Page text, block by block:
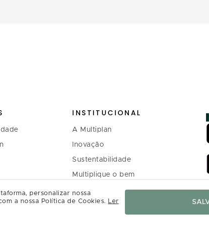
INSTITUCIONAL
A Multiplan
Inovação
Sustentabilidade
Multiplique o bem
Relação com investidores
personalizar nossa
a nossa Política de Cookies. Ler